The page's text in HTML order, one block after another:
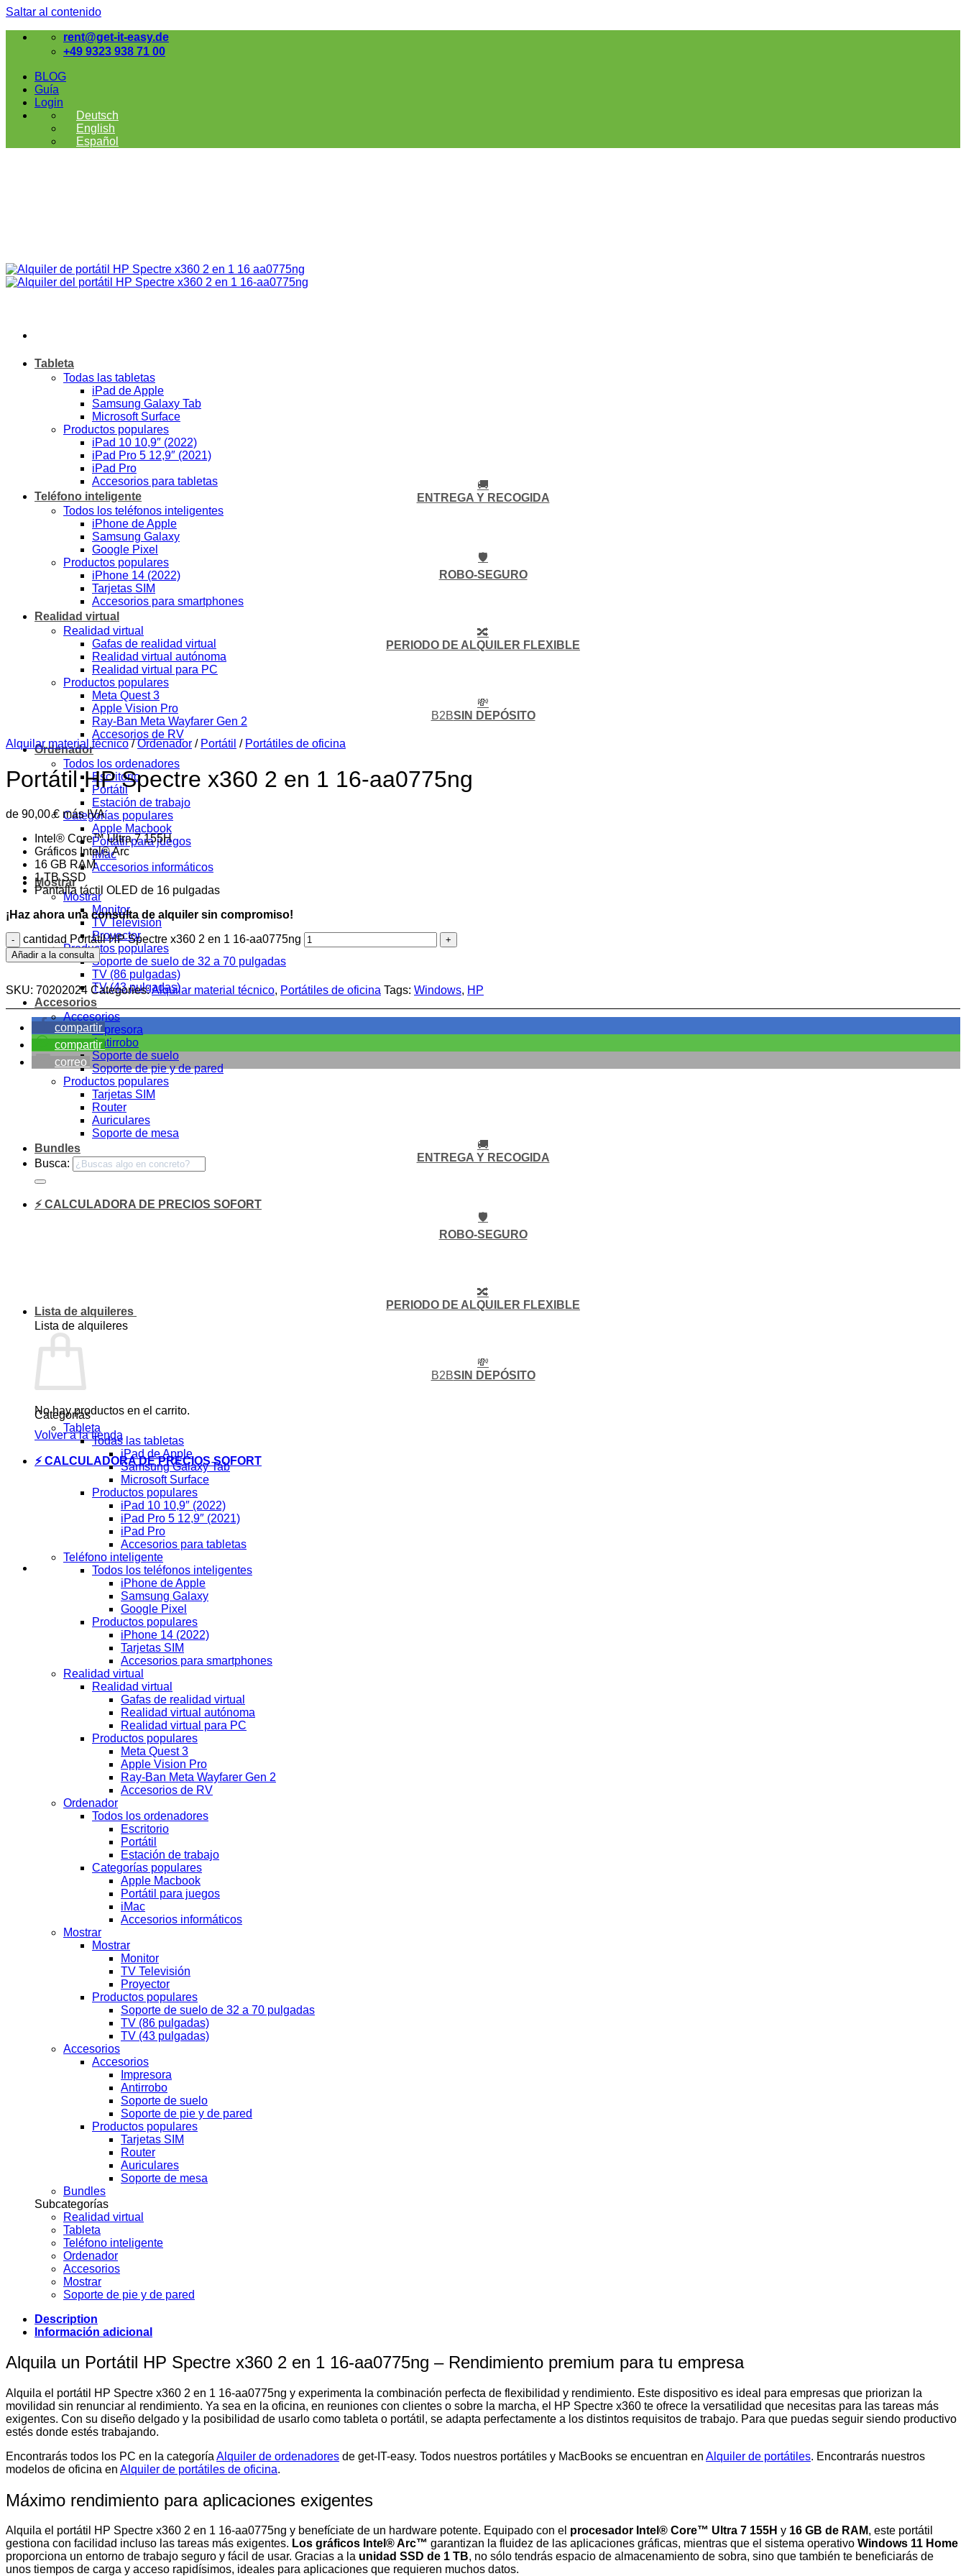
Saltar al contenido
rent@get-it-easy.de
+49 9323 938 71 00
BLOG
Guía
Login
Deutsch
English
Español
Tableta
Todas las tabletas
iPad de Apple
Samsung Galaxy Tab
Microsoft Surface
Productos populares
iPad 10 10,9″ (2022)
iPad Pro 5 12,9″ (2021)
iPad Pro
Accesorios para tabletas
Teléfono inteligente
Todos los teléfonos inteligentes
iPhone de Apple
Samsung Galaxy
Google Pixel
Productos populares
iPhone 14 (2022)
Tarjetas SIM
Accesorios para smartphones
Realidad virtual
Realidad virtual
Gafas de realidad virtual
Realidad virtual autónoma
Realidad virtual para PC
Productos populares
Meta Quest 3
Apple Vision Pro
Ray-Ban Meta Wayfarer Gen 2
Accesorios de RV
Ordenador
Todos los ordenadores
Escritorio
Portátil
Estación de trabajo
Categorías populares
Apple Macbook
Portátil para juegos
iMac
Accesorios informáticos
Mostrar
Mostrar
Monitor
TV Televisión
Proyector
Productos populares
Soporte de suelo de 32 a 70 pulgadas
TV (86 pulgadas)
TV (43 pulgadas)
Accesorios
Accesorios
Impresora
Antirrobo
Soporte de suelo
Soporte de pie y de pared
Productos populares
Tarjetas SIM
Router
Auriculares
Soporte de mesa
Bundles
Busca:
⚡ CALCULADORA DE PRECIOS SOFORT
Lista de alquileres
Lista de alquileres
No hay productos en el carrito.
Volver a la tienda
⚡ CALCULADORA DE PRECIOS SOFORT
🚚
ENTREGA Y RECOGIDA
🛡️
ROBO-SEGURO
🔀
PERIODO DE ALQUILER FLEXIBLE
💸
B2BSIN DEPÓSITO
Alquilar material técnico / Ordenador / Portátil / Portátiles de oficina
Portátil HP Spectre x360 2 en 1 16-aa0775ng
de 90,00€ más IVA
Intel® Core™ Ultra 7 155H
Gráficos Intel® Arc
16 GB RAM
1 TB SSD
Pantalla táctil OLED de 16 pulgadas
¡Haz ahora una consulta de alquiler sin compromiso!
cantidad Portátil HP Spectre x360 2 en 1 16-aa0775ng
Añadir a la consulta
SKU: 70202024 Categories:Alquilar material técnico, Portátiles de oficina Tags: Windows, HP
compartir
compartir
correo
🚚
ENTREGA Y RECOGIDA
🛡️
ROBO-SEGURO
🔀
PERIODO DE ALQUILER FLEXIBLE
💸
B2BSIN DEPÓSITO
Categorías
Tableta
Todas las tabletas
iPad de Apple
Samsung Galaxy Tab
Microsoft Surface
Productos populares
iPad 10 10,9″ (2022)
iPad Pro 5 12,9″ (2021)
iPad Pro
Accesorios para tabletas
Teléfono inteligente
Todos los teléfonos inteligentes
iPhone de Apple
Samsung Galaxy
Google Pixel
Productos populares
iPhone 14 (2022)
Tarjetas SIM
Accesorios para smartphones
Realidad virtual
Realidad virtual
Gafas de realidad virtual
Realidad virtual autónoma
Realidad virtual para PC
Productos populares
Meta Quest 3
Apple Vision Pro
Ray-Ban Meta Wayfarer Gen 2
Accesorios de RV
Ordenador
Todos los ordenadores
Escritorio
Portátil
Estación de trabajo
Categorías populares
Apple Macbook
Portátil para juegos
iMac
Accesorios informáticos
Mostrar
Mostrar
Monitor
TV Televisión
Proyector
Productos populares
Soporte de suelo de 32 a 70 pulgadas
TV (86 pulgadas)
TV (43 pulgadas)
Accesorios
Accesorios
Impresora
Antirrobo
Soporte de suelo
Soporte de pie y de pared
Productos populares
Tarjetas SIM
Router
Auriculares
Soporte de mesa
Bundles
Subcategorías
Realidad virtual
Tableta
Teléfono inteligente
Ordenador
Accesorios
Mostrar
Soporte de pie y de pared
Description
Información adicional
Alquila un Portátil HP Spectre x360 2 en 1 16-aa0775ng – Rendimiento premium para tu empresa
Alquila el portátil HP Spectre x360 2 en 1 16-aa0775ng y experimenta la combinación perfecta de flexibilidad y rendimiento. Este dispositivo es ideal para empresas que priorizan la
movilidad sin renunciar al rendimiento. Ya sea en la oficina, en reuniones con clientes o sobre la marcha, el HP Spectre x360 te ofrece la versatilidad que necesitas para las tareas más
exigentes. Con su diseño delgado y la posibilidad de usarlo como tableta o portátil, se adapta perfectamente a los distintos requisitos de trabajo. Para que puedas seguir siendo productivo
estés donde estés trabajando.
Encontrarás todos los PC en la categoría Alquiler de ordenadores de get-IT-easy. Todos nuestros portátiles y MacBooks se encuentran en Alquiler de portátiles. Encontrarás nuestros
modelos de oficina en Alquiler de portátiles de oficina.
Máximo rendimiento para aplicaciones exigentes
Alquila el portátil HP Spectre x360 2 en 1 16-aa0775ng y benefíciate de un hardware potente. Equipado con el procesador Intel® Core™ Ultra 7 155H y 16 GB de RAM, este portátil
gestiona con facilidad incluso las tareas más exigentes. Los gráficos Intel® Arc™ garantizan la fluidez de las aplicaciones gráficas, mientras que el sistema operativo Windows 11 Home
proporciona un entorno de trabajo seguro y fácil de usar. Gracias a la unidad SSD de 1 TB, no sólo tendrás espacio de almacenamiento de sobra, sino que también te beneficiarás de
unos tiempos de carga y acceso rapidísimos, ideales para aplicaciones que requieren muchos datos.